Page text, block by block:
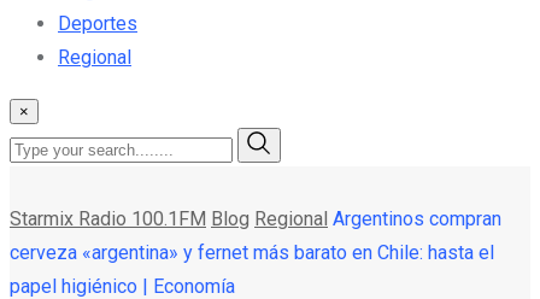
Deportes
Regional
×
Starmix Radio 100.1FM Blog Regional Argentinos compran
cerveza «argentina» y fernet más barato en Chile: hasta el
papel higiénico | Economía